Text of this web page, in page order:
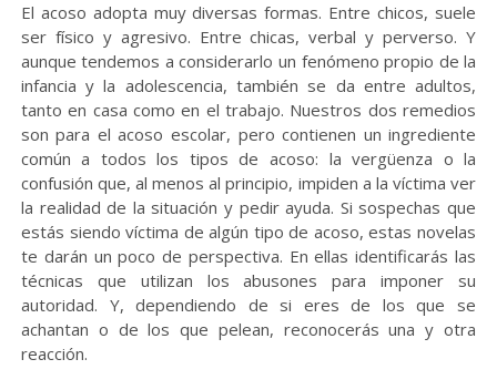
El acoso adopta muy diversas formas. Entre chicos, suele
ser físico y agresivo. Entre chicas, verbal y perverso. Y
aunque tendemos a considerarlo un fenómeno propio de la
infancia y la adolescencia, también se da entre adultos,
tanto en casa como en el trabajo. Nuestros dos remedios
son para el acoso escolar, pero contienen un ingrediente
común a todos los tipos de acoso: la vergüenza o la
confusión que, al menos al principio, impiden a la víctima ver
la realidad de la situación y pedir ayuda. Si sospechas que
estás siendo víctima de algún tipo de acoso, estas novelas
te darán un poco de perspectiva. En ellas identificarás las
técnicas que utilizan los abusones para imponer su
autoridad. Y, dependiendo de si eres de los que se
achantan o de los que pelean, reconocerás una y otra
reacción.